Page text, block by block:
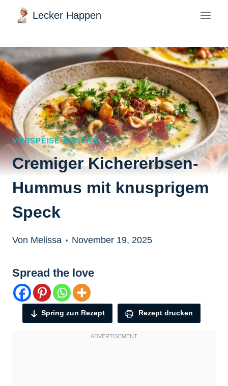
Zum
Inhalt
springen
Lecker Happen
VORSPEISE-SNACKS
Cremiger Kichererbsen-
Hummus mit knusprigem
Speck
Von Melissa November 19, 2025
Spread the love
Spring zun Rezept Rezept drucken